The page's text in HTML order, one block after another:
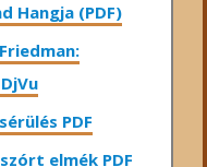
Hangja (PDF)
PDF
elmék PDF